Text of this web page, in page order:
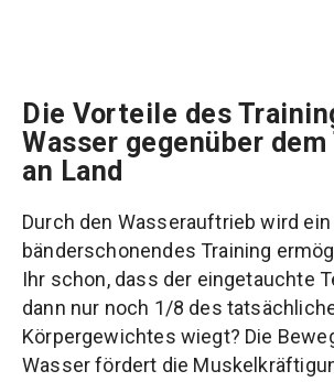
Die Vorteile des
Wasser gegenüber
an Land
Durch den Wasserauftrieb wird
bänderschonendes Training
Ihr schon, dass der eingetauchte
dann nur noch 1/8 des
Körpergewichtes wiegt? Die
Wasser fördert die